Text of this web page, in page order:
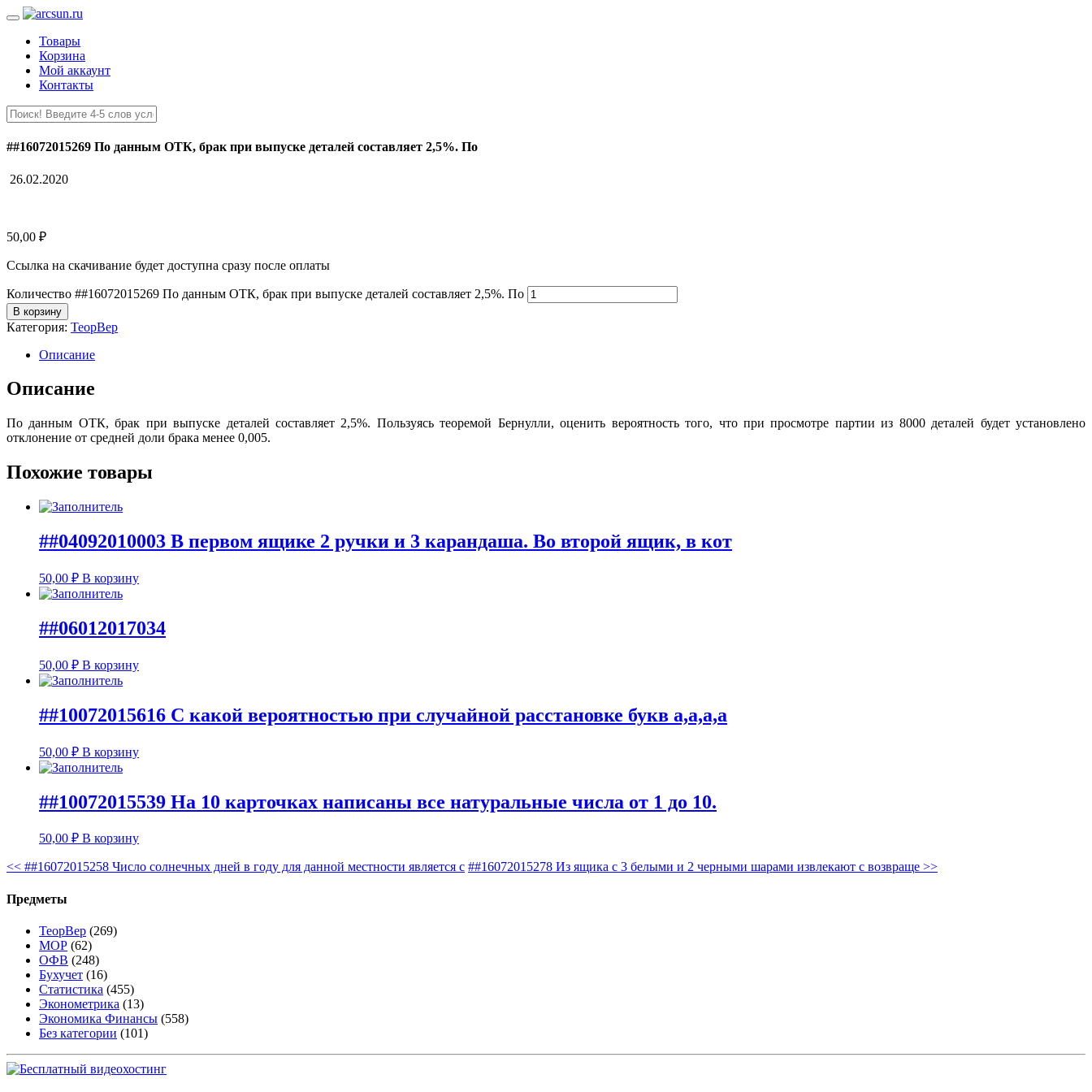
Товары
Корзина
Мой аккаунт
Контакты
##16072015269 По данным ОТК, брак при выпуске деталей составляет 2,5%. По
26.02.2020
50,00 ₽
Ссылка на скачивание будет доступна сразу после оплаты
Количество ##16072015269 По данным ОТК, брак при выпуске деталей составляет 2,5%. По
В корзину
Категория: ТеорВер
Описание
Описание
По данным ОТК, брак при выпуске деталей составляет 2,5%. Пользуясь теоремой Бернулли, оценить вероятность того, что при просмотре партии из 8000 деталей будет установлено
отклонение от средней доли брака менее 0,005.
Похожие товары
##04092010003 В первом ящике 2 ручки и 3 карандаша. Во второй ящик, в кот
50,00 ₽ В корзину
##06012017034
50,00 ₽ В корзину
##10072015616 С какой вероятностью при случайной расстановке букв а,а,а,а
50,00 ₽ В корзину
##10072015539 На 10 карточках написаны все натуральные числа от 1 до 10.
50,00 ₽ В корзину
<< ##16072015258 Число солнечных дней в году для данной местности является с ##16072015278 Из ящика с 3 белыми и 2 черными шарами извлекают с возвраще >>
Предметы
ТеорВер (269)
МОР (62)
ОФВ (248)
Бухучет (16)
Статистика (455)
Эконометрика (13)
Экономика Финансы (558)
Без категории (101)